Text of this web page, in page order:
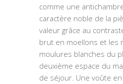
comme une
caractère noble de la
valeur grâce au
brut en moellons et les
moulures blanches du
deuxième espace du
de séjour. Une voûte